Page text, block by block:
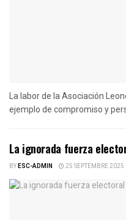
La labor de la Asociación
ejemplo de compromiso y
La ignorada fuerza
BYESC-ADMIN 25 SEPTEMBRE 2025